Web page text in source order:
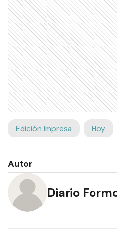
Edición Impresa Hoy
Autor
Diario